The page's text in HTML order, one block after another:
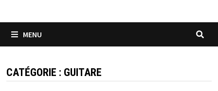
MENU
CATÉGORIE : GUITARE